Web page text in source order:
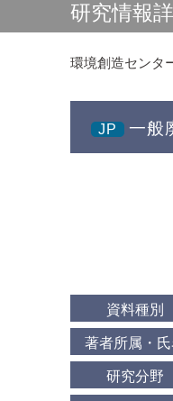
研究情報
環境創造センタ
JP 一般
資料種別
著者所属・氏
研究分野